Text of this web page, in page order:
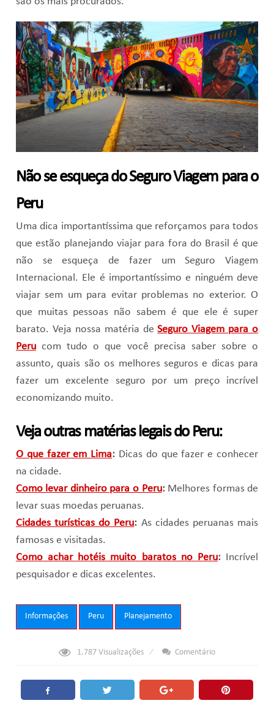
Não se esqueça do Seguro Viagem para o
Peru
Uma dica importantíssima que reforçamos para todos
que estão planejando viajar para fora do Brasil é que
não se esqueça de fazer um Seguro Viagem
Internacional. Ele é importantíssimo e ninguém deve
viajar sem um para evitar problemas no exterior. O
que muitas pessoas não sabem é que ele é super
barato. Veja nossa matéria deSeguro Viagem para o
Perucom tudo o que você precisa saber sobre o
assunto, quais são os melhores seguros e dicas para
fazer um excelente seguro por um preço incrível
economizando muito.
Veja outras matérias legais do Peru:
O que fazer em Lima: Dicas do que fazer e conhecer
na cidade.
Como levar dinheiro para o Peru:Melhores formas de
levar suas moedas peruanas.
Cidades turísticas do Peru: As cidades peruanas mais
famosas e visitadas.
Como achar hotéis muito baratos no Peru:Incrível
pesquisador e dicas excelentes.
Tags:
Informações Peru Planejamento
1.787 Visualizações Comentário